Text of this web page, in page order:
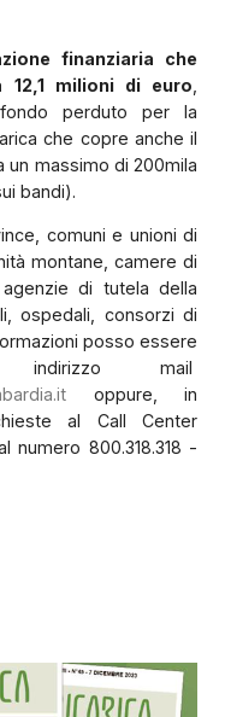
finanziaria che
12,1 milioni di euro
perduto per la
che copre anche il
un massimo di 200mila
bandi).
comuni e unioni di
montane, camere di
di tutela della
ospedali, consorzi di
posso essere
mail
oppure, in
al Call Center
numero 800.318.318 -